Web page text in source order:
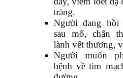
tràng.
Người đang hồi
sau mổ, chấn
lành vết thương,
Người muốn
bệnh về tim